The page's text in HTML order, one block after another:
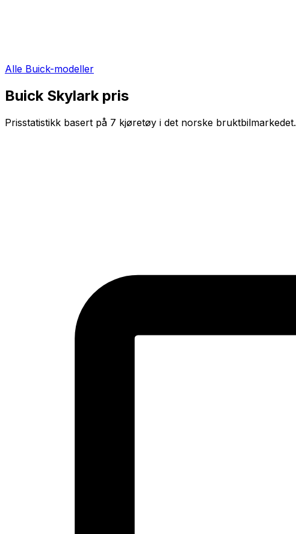
Alle Buick-modeller
Buick Skylark pris
Prisstatistikk basert på 7 kjøretøy i det norske bruktbilmarkedet.